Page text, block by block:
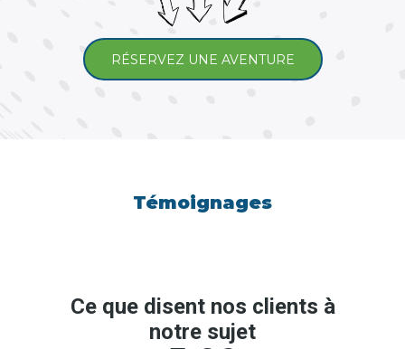
RÉSERVEZ UNE AVENTURE
Témoignages